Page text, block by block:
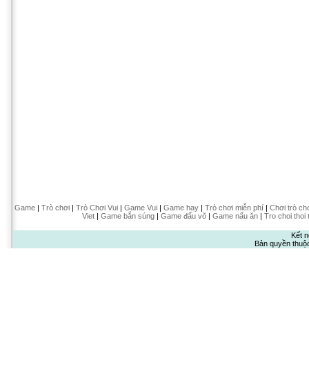
Game| Trò chơi| Trò Chơi Vui| Game Vui| Game hay| Trò chơi miễn phí| Chơi trò
Viet| Game bắn súng| Game đấu võ| Game nấu ăn| Tro choi thoi
Kết
Bản quyền